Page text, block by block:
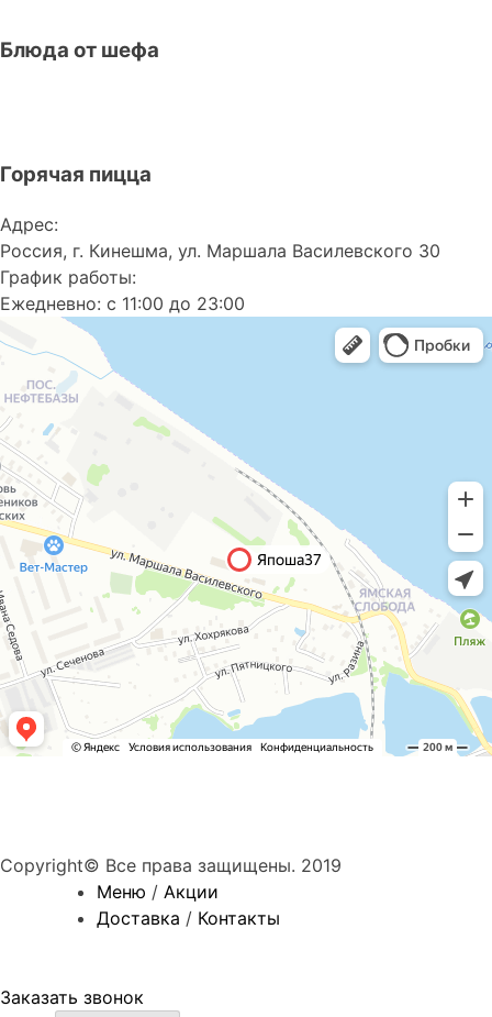
Блюда от шефа
Горячая пицца
Адрес:
Россия, г. Кинешма, ул. Маршала Василевского 30
График работы:
Ежедневно: c 11:00 до 23:00
Copyright© Все права защищены. 2019
Меню / Акции
Доставка / Контакты
Заказать звонок